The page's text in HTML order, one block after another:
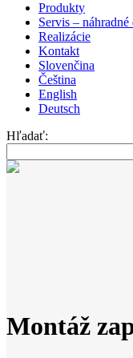
Produkty
Servis –
Realizácie
Kontakt
Slovenčina
Čeština
English
Deutsch
Hľadať:
Montáž